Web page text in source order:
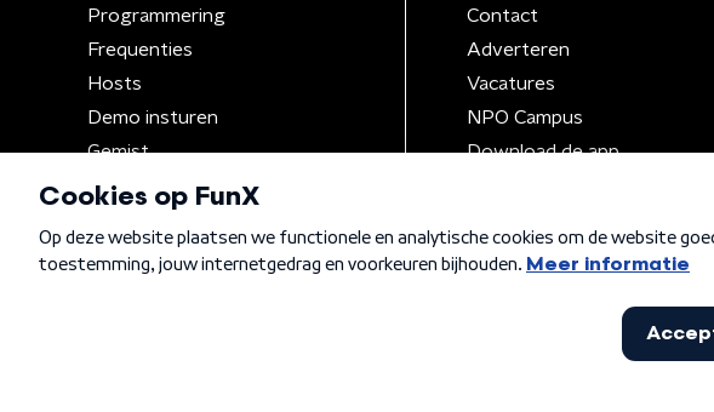
Programmering
Frequenties
Hosts
Demo insturen
Gemist
Contact
Adverteren
Vacatures
NPO Campus
Download de app
Algemene voorwaarden Privacybeleid